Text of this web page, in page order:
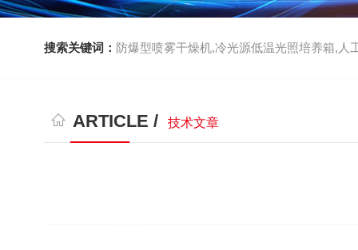
搜索关键词： 防爆型喷雾干燥机,冷光源低温光照培养箱,人
ARTICLE / 技术文章